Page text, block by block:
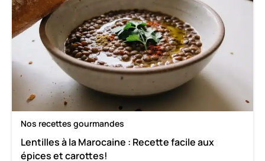
Nos recettes gourmandes
Lentilles à la Marocaine : Recette facile aux
épices et carottes!